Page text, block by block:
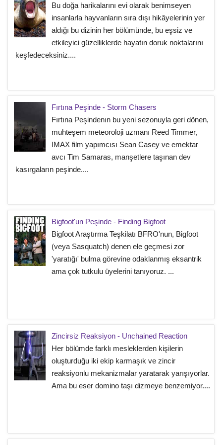
Bu doğa harikalarını evi olarak benimseyen
insanlarla hayvanların sıra dışı hikâyelerinin yer
aldığı bu dizinin her bölümünde, bu eşsiz ve
etkileyici güzelliklerde hayatın doruk noktalarını
keşfedeceksiniz....
Fırtına Peşinde - Storm Chasers
Fırtına Peşindenın bu yeni sezonuyla geri dönen,
muhteşem meteoroloji uzmanı Reed Timmer,
IMAX film yapımcısı Sean Casey ve emektar
avcı Tim Samaras, manşetlere taşınan dev
kasırgaların peşinde....
Bigfoot'un Peşinde - Finding Bigfoot
Bigfoot Araştırma Teşkilatı BFRO'nun, Bigfoot
(veya Sasquatch) denen ele geçmesi zor
'yaratığı' bulma görevine odaklanmış eksantrik
ama çok tutkulu üyelerini tanıyoruz. ...
Zincirsiz Reaksiyon - Unchained Reaction
Her bölümde farklı mesleklerden kişilerin
oluşturduğu iki ekip karmaşık ve zincir
reaksiyonlu mekanizmalar yaratarak yarışıyorlar.
Ama bu eser domino taşı dizmeye benzemiyor....